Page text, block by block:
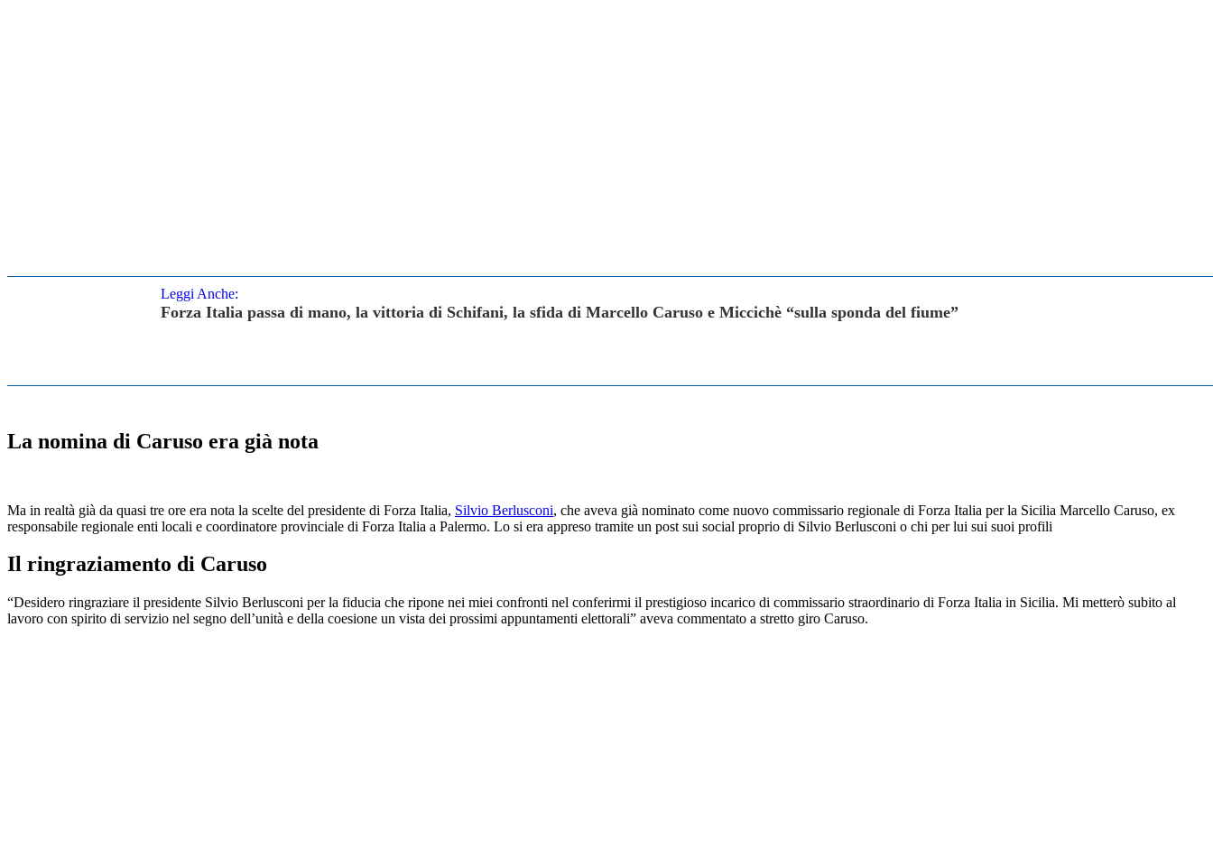
Leggi Anche:
Forza Italia passa di mano, la vittoria di Schifani, la sfida di Marcello Caruso e Miccichè “sulla sponda del fiume”
La nomina di Caruso era già nota
Ma in realtà già da quasi tre ore era nota la scelte del presidente di Forza Italia, Silvio Berlusconi, che aveva già nominato come nuovo commissario regionale di Forza Italia per la Sicilia Marcello Caruso, ex
responsabile regionale enti locali e coordinatore provinciale di Forza Italia a Palermo. Lo si era appreso tramite un post sui social proprio di Silvio Berlusconi o chi per lui sui suoi profili
Il ringraziamento di Caruso
“Desidero ringraziare il presidente Silvio Berlusconi per la fiducia che ripone nei miei confronti nel conferirmi il prestigioso incarico di commissario straordinario di Forza Italia in Sicilia. Mi metterò subito al
lavoro con spirito di servizio nel segno dell’unità e della coesione un vista dei prossimi appuntamenti elettorali” aveva commentato a stretto giro Caruso.